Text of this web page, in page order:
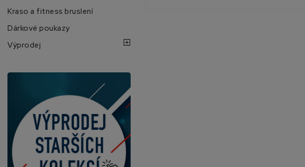
Kraso a fitness bruslení
Dárkové poukazy
Výprodej